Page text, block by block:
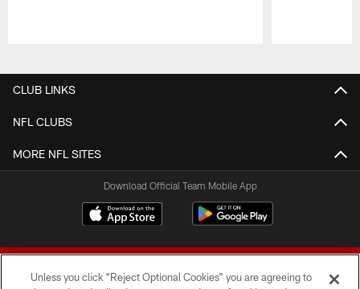
CLUB LINKS
NFL CLUBS
MORE NFL SITES
Download Official Team Mobile App
Unless you click “Reject Optional Cookies” you are agreeing to